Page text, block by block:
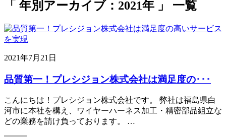
「 年別アーカイブ：2021年 」 一覧
2021年7月21日
品質第一！プレシジョン株式会社は満足度の･･･
こんにちは！プレシジョン株式会社です。 弊社は福島県白
河市に本社を構え、ワイヤーハーネス加工・精密部品組立な
どの業務を請け負っております。 …